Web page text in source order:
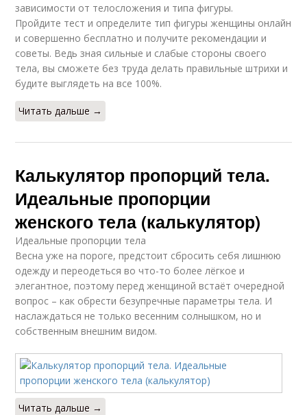
зависимости от телосложения и типа фигуры.
Пройдите тест и определите тип фигуры женщины онлайн
и совершенно бесплатно и получите рекомендации и
советы. Ведь зная сильные и слабые стороны своего
тела, вы сможете без труда делать правильные штрихи и
будите выглядеть на все 100%.
Читать дальше →
Калькулятор пропорций тела.
Идеальные пропорции
женского тела (калькулятор)
Идеальные пропорции тела
Весна уже на пороге, предстоит сбросить себя лишнюю
одежду и переодеться во что-то более лёгкое и
элегантное, поэтому перед женщиной встаёт очередной
вопрос – как обрести безупречные параметры тела. И
наслаждаться не только весенним солнышком, но и
собственным внешним видом.
Читать дальше →